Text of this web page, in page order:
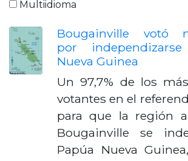
Multiidioma
Bougainville votó
por
Nueva Guinea
Un 97,7% de los
votantes en el
para que la región
Bougainville se
Papúa Nueva